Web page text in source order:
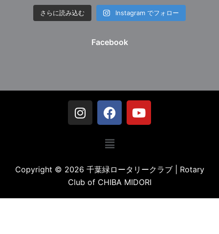
さらに読み込む Instagram でフォロー
Facebook
Copyright © 2026 千葉緑ロータリークラブ | Rotary
Club of CHIBA MIDORI